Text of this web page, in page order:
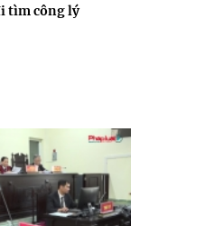
tìm công lý